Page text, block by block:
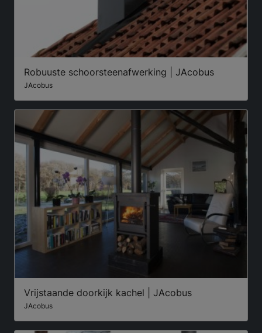
Robuuste schoorsteenafwerking | JAcobus
JAcobus
Vrijstaande doorkijk kachel | JAcobus
JAcobus